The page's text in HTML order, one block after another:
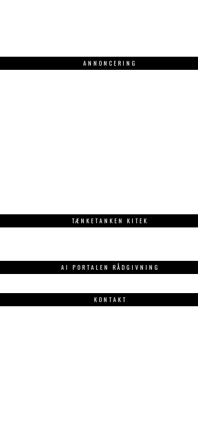
ANNONCERING
TÆNKETANKEN KITEK
AI PORTALEN RÅDGIVNING
KONTAKT